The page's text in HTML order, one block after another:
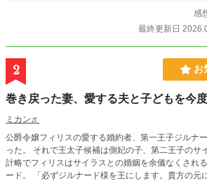
感
最終更新日
2 お
巻き戻った妻、愛する夫と子どもを今
ミカン♬
公爵令嬢フィリスの愛する婚約者、第一王子ジルナ
った。 それで王太子候補は側妃の子、第二王子のサイラ
計略でフィリスはサイラスとの婚姻を余儀なくされ
ード。 「必ずジルナード様を王にします。貴方の元